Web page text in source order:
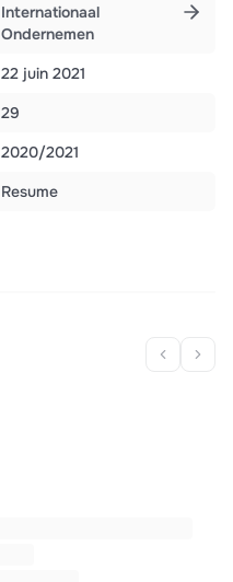
Internationaal
Ondernemen
22 juin 2021
29
2020/2021
Resume